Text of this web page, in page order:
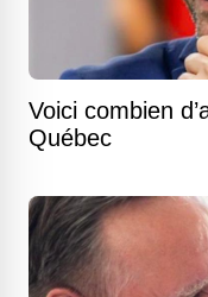
Voici combien
Québec